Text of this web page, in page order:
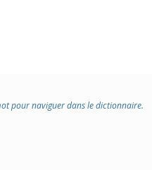
pour naviguer dans le dictionnaire.